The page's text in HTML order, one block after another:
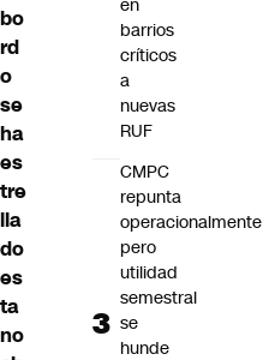
bo
rd
o
se
ha
es
tre
lla
do
es
ta
no
en
barrios
críticos
a
nuevas
RUF
CMPC
repunta
operacionalmente
pero
utilidad
semestral
se
hunde